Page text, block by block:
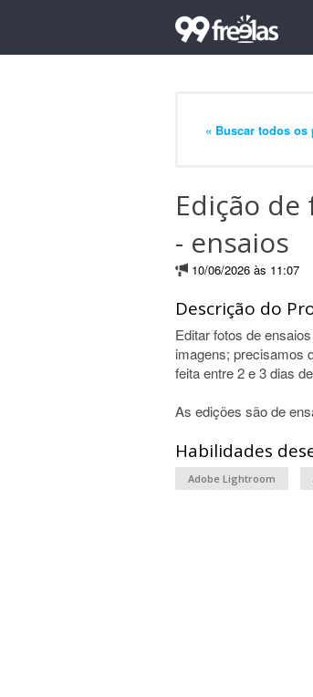
« Buscar todos os
Edição
- ensaios
10/06/2026 às 11:07
Descrição do
Editar fotos de
imagens; precisamos
feita entre 2 e 3 dias
As edições são de
Habilidades
Adobe Lightroom